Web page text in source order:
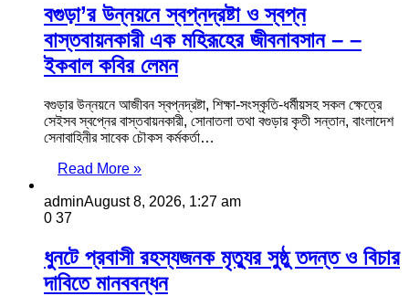
বগুড়া’র উন্নয়নে স্বপ্নদ্রষ্টা ও স্বপ্ন
বাস্তবায়নকারী এক মহিরূহের জীবনাবসান – –
ইকবাল কবির লেমন
বগুড়ার উন্নয়নে আজীবন স্বপ্নদ্রষ্টা, শিক্ষা-সংস্কৃতি-ধর্মীয়সহ সকল ক্ষেত্রে
সেইসব স্বপ্নের বাস্তবায়নকারী, সোনাতলা তথা বগুড়ার কৃতী সন্তান, বাংলাদেশ
সেনাবাহিনীর সাবেক চৌকস কর্মকর্তা…
Read More »
adminAugust 8, 2026, 1:27 am
0 37
ধুনটে প্রবাসী রহস্যজনক মৃত্যুর সুষ্ঠু তদন্ত ও বিচার
দাবিতে মানববন্ধন